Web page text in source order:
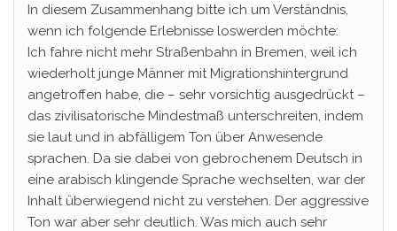
In diesem Zusammenhang bitte ich um Verständnis,
wenn ich folgende Erlebnisse loswerden möchte:
Ich fahre nicht mehr Straßenbahn in Bremen, weil ich
wiederholt junge Männer mit Migrationshintergrund
angetroffen habe, die – sehr vorsichtig ausgedrückt –
das zivilisatorische Mindestmaß unterschreiten, indem
sie laut und in abfälligem Ton über Anwesende
sprachen. Da sie dabei von gebrochenem Deutsch in
eine arabisch klingende Sprache wechselten, war der
Inhalt überwiegend nicht zu verstehen. Der aggressive
Ton war aber sehr deutlich. Was mich auch sehr